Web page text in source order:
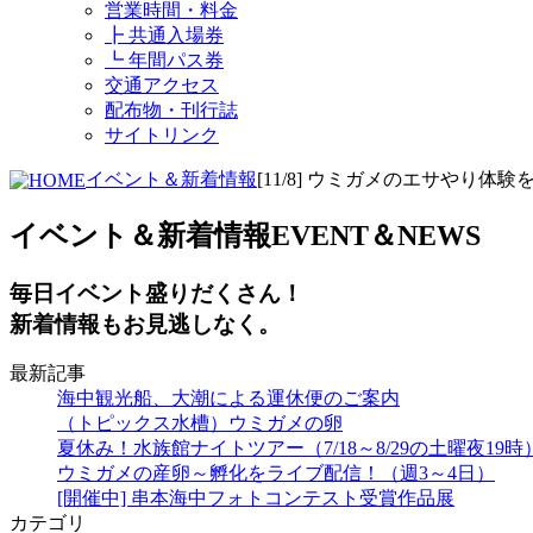
営業時間・料金
┣ 共通入場券
┗ 年間パス券
交通アクセス
配布物・刊行誌
サイトリンク
イベント＆新着情報[11/8] ウミガメのエサやり体験
イベント＆新着情報EVENT＆NEWS
毎日イベント盛りだくさん！
新着情報もお見逃しなく。
最新記事
海中観光船、大潮による運休便のご案内
（トピックス水槽）ウミガメの卵
夏休み！水族館ナイトツアー（7/18～8/29の土曜夜19時）
ウミガメの産卵～孵化をライブ配信！（週3～4日）
[開催中] 串本海中フォトコンテスト受賞作品展
カテゴリ